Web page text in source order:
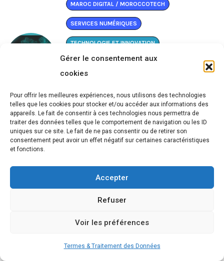
Gérer le consentement aux
cookies
Pour offrir les meilleures expériences, nous utilisons des technologies
telles que les cookies pour stocker et/ou accéder aux informations des
appareils. Le fait de consentir à ces technologies nous permettra de
traiter des données telles que le comportement de navigation ou les ID
uniques sur ce site. Le fait de ne pas consentir ou de retirer son
consentement peut avoir un effet négatif sur certaines caractéristiques
et fonctions.
Accepter
Refuser
Voir les préférences
Termes & Traitement des Données
MAROC DIGITAL / MOROCCOTECH
SERVICES NUMÉRIQUES
TECHNOLOGIE ET INNOVATION
TRANSFORMATION DIGITALE
du Secteur.
BYRÉDACTION 2 AOÛT 2024
Rechercher
Rechercher